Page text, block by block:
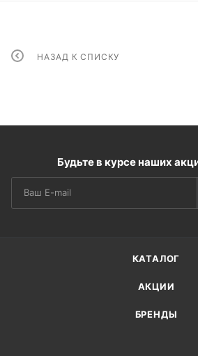
НАЗАД К СПИСКУ
Будьте в курсе наших
КАТАЛОГ
АКЦИИ
БРЕНДЫ